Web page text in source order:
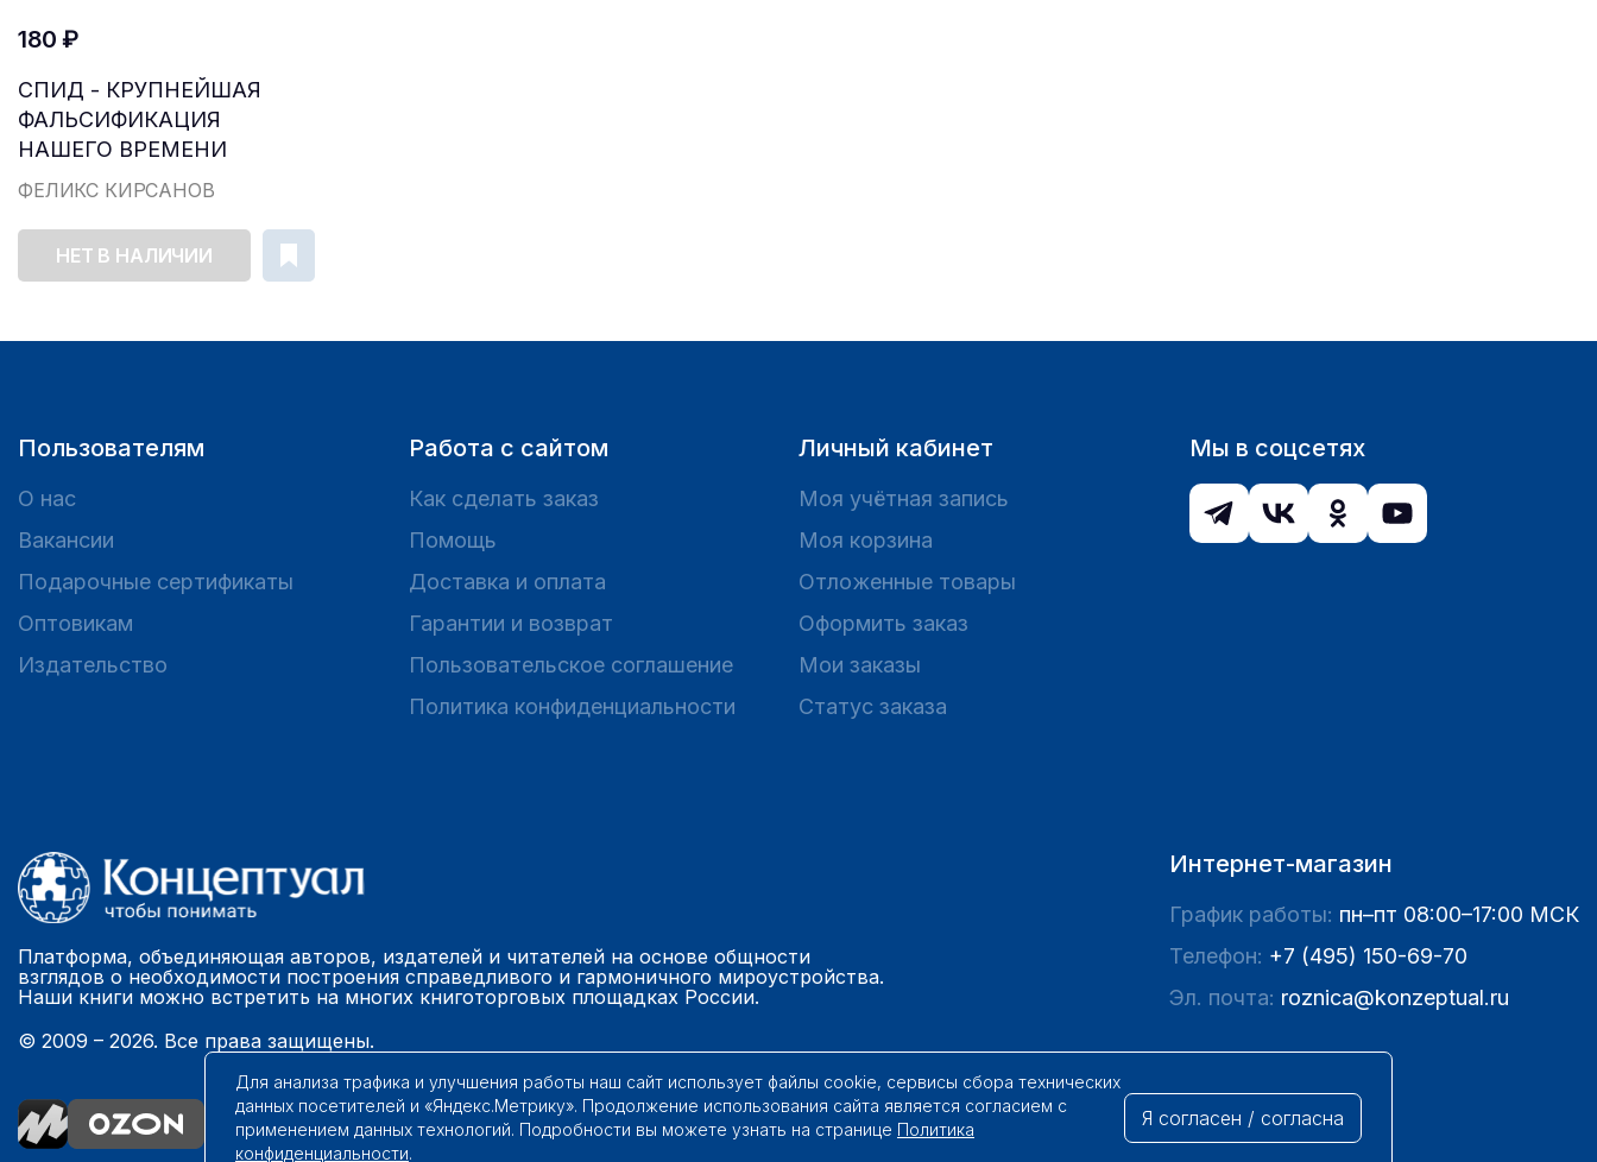
180 ₽
СПИД - КРУПНЕЙШАЯ
ФАЛЬСИФИКАЦИЯ
НАШЕГО ВРЕМЕНИ
ФЕЛИКС КИРСАНОВ
НЕТ В НАЛИЧИИ
Пользователям
О нас
Вакансии
Подарочные сертификаты
Оптовикам
Издательство
Работа с сайтом
Как сделать заказ
Помощь
Доставка и оплата
Гарантии и возврат
Пользовательское соглашение
Политика конфиденциальности
Личный кабинет
Моя учётная запись
Моя корзина
Отложенные товары
Оформить заказ
Мои заказы
Статус заказа
Мы в соцсетях
Платформа, объединяющая авторов, издателей и читателей на основе общности
взглядов о необходимости построения справедливого и гармоничного мироустройства.
Наши книги можно встретить на многих книготорговых площадках России.
© 2009 – 2026. Все права защищены.
Интернет-магазин
График работы: пн–пт 08:00–17:00 МСК
Телефон: +7 (495) 150-69-70
Эл. почта: roznica@konzeptual.ru
Для анализа трафика и улучшения работы наш сайт использует файлы cookie, сервисы сбора технических
данных посетителей и «Яндекс.Метрику». Продолжение использования сайта является согласием с
применением данных технологий. Подробности вы можете узнать на странице Политика
конфиденциальности.
Я согласен / согласна